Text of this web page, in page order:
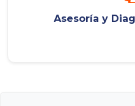
Asesoría y